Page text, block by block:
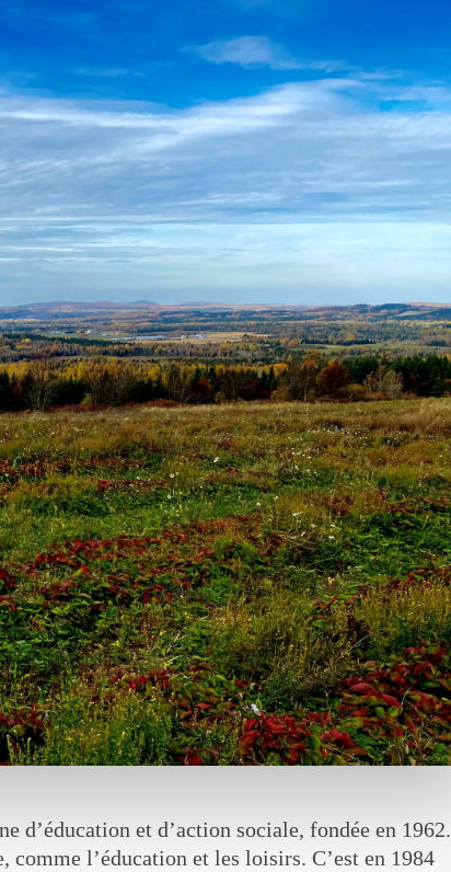
d’éducation et d’action sociale, fondée en 1962.
l’éducation et les loisirs. C’est en 1984